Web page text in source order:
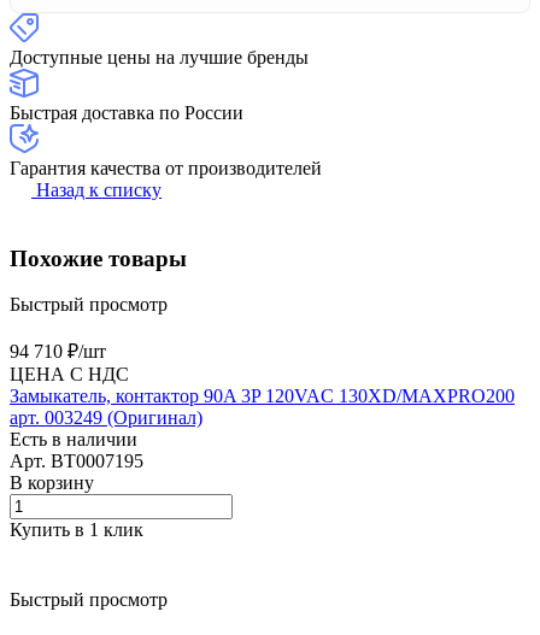
Доступные цены на лучшие бренды
Быстрая доставка по России
Гарантия качества от производителей
Назад к списку
Похожие товары
Быстрый просмотр
94 710 ₽/шт
ЦЕНА С НДС
Замыкатель, контактор 90A 3P 120VAC 130XD/MAXPRO200
арт. 003249 (Оригинал)
Есть в наличии
Арт. BT0007195
В корзину
Купить в 1 клик
Быстрый просмотр